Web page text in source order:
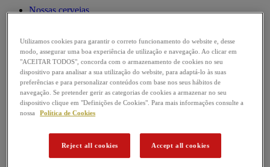
Nossas cervejas
Música
Futebol
Mundo da Cerveja
Utilizamos cookies para garantir o correto funcionamento do website e, desse
modo, assegurar uma boa experiência de utilização e navegação. Ao clicar em
"ACEITAR TODOS", concorda com o armazenamento de cookies no seu
dispositivo para analisar a sua utilização do website, para adaptá-lo às suas
preferências e para personalizar conteúdos com base nos seus hábitos de
navegação. Se pretender gerir as categorias de cookies a armazenar no seu
dispositivo clique em "Definições de Cookies". Para mais informações consulte a
nossa
Política de Cookies
Reject all cookies Accept all cookies